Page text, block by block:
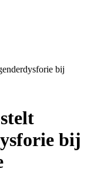
bij
bij